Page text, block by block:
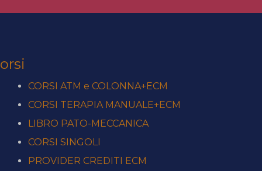
CORSI ATM e COLONNA+ECM
CORSI TERAPIA MANUALE+ECM
LIBRO PATO-MECCANICA
CORSI SINGOLI
PROVIDER CREDITI ECM